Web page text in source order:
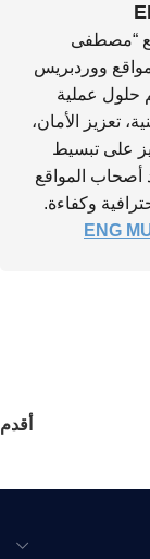
“مصطفى
ووردبريس
حلول عملية
تعزيز الأمان،
على تبسيط
أصحاب المواقع
وكفاءة.
أقدم